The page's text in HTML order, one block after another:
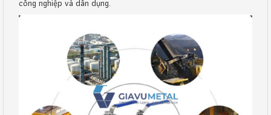
công nghiệp và dân dụng.